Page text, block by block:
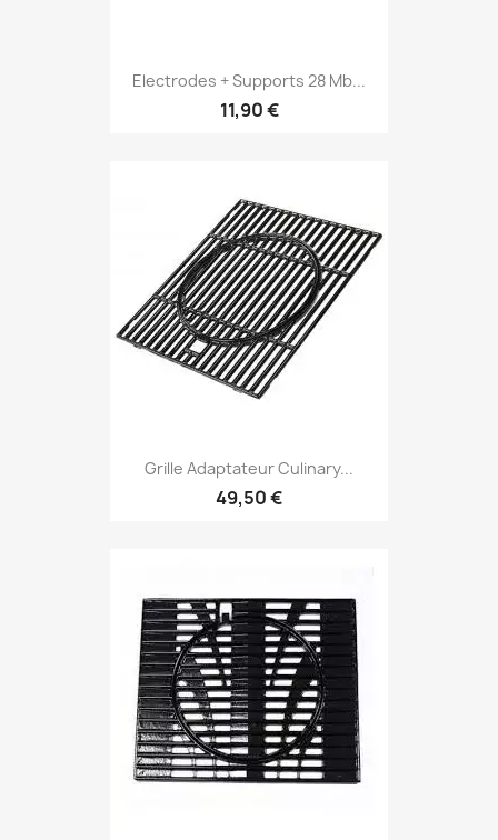
Electrodes + Supports 28 Mb...
11,90 €
Grille Adaptateur Culinary...
49,50 €